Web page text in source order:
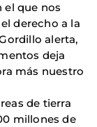
el que nos
derecho a la
alerta,
deja
más nuestro
de tierra
millones de